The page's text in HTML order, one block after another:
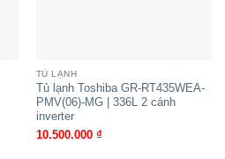
TỦ LẠNH
Tủ lạnh Toshiba GR-RT435WEA-
PMV(06)-MG | 336L 2 cánh
inverter
10.500.000 ₫